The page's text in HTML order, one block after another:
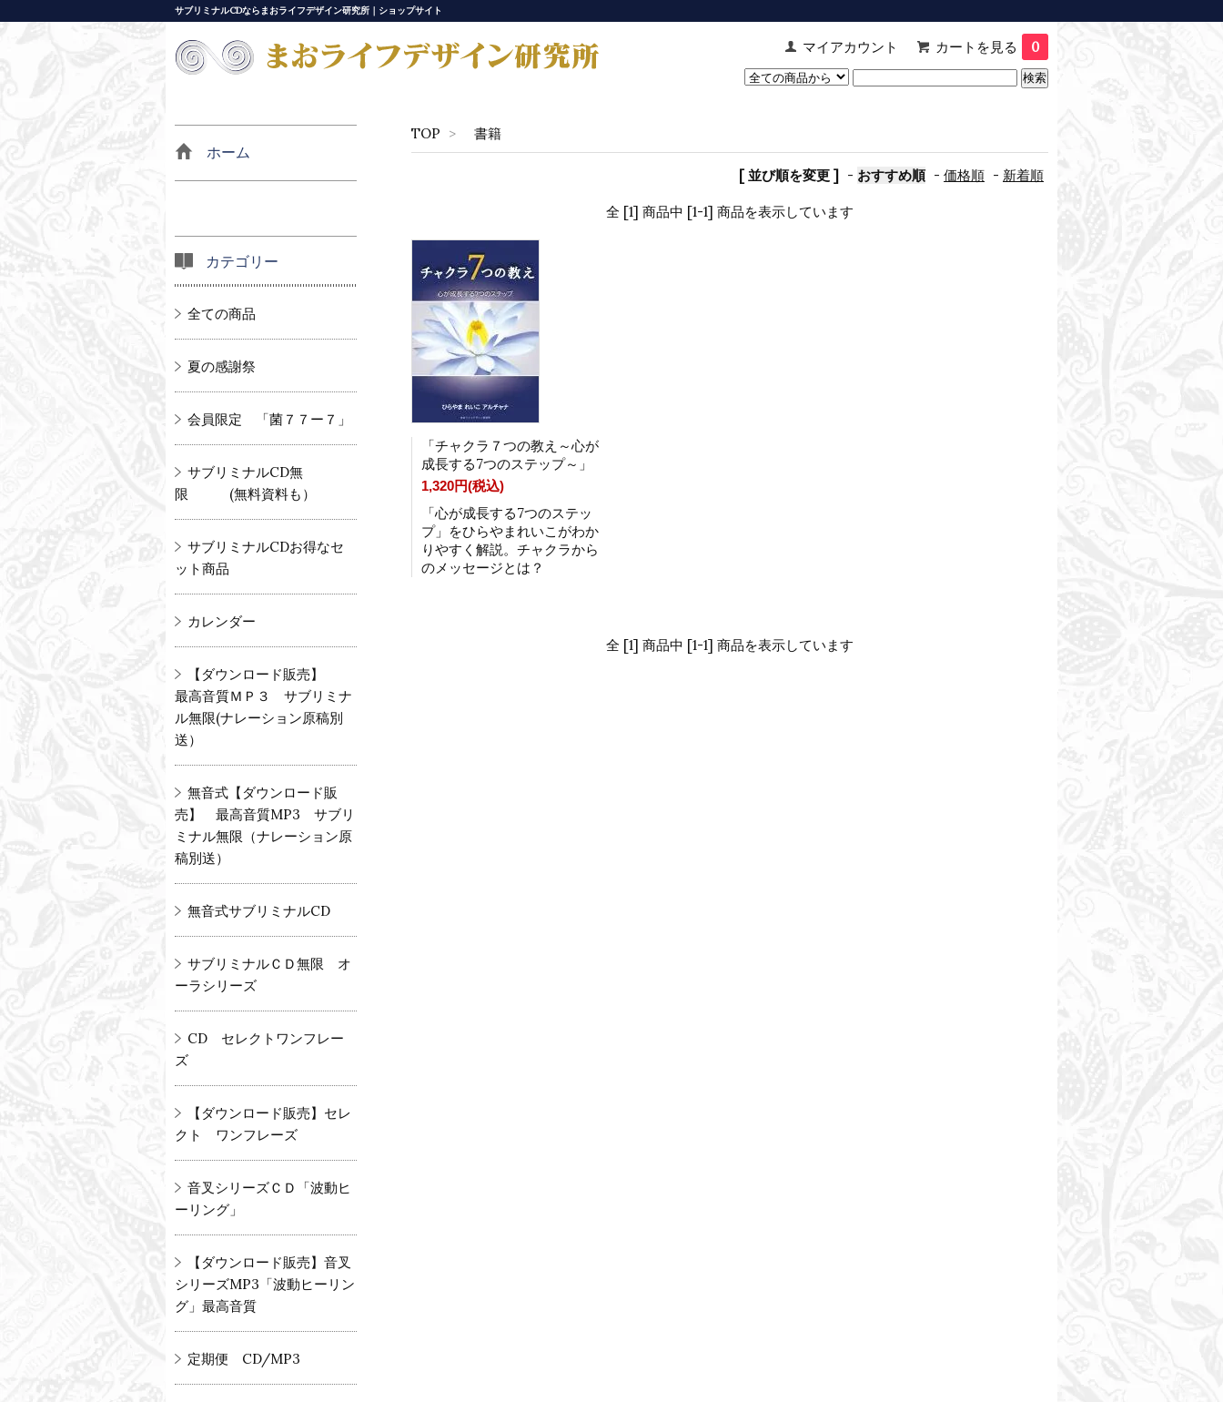
サブリミナルCDならまおライフデザイン研究所｜ショップサイト
マイアカウント カートを見る 0
TOP > 書籍
[ 並び順を変更 ] - おすすめ順 - 価格順 - 新着順
全 [1] 商品中 [1-1] 商品を表示しています
「チャクラ７つの教え～心が
成長する7つのステップ～」
1,320円(税込)
「心が成長する7つのステッ
プ」をひらやまれいこがわか
りやすく解説。チャクラから
のメッセージとは？
全 [1] 商品中 [1-1] 商品を表示しています
ホーム
カテゴリー
全ての商品
夏の感謝祭
会員限定 「菌７７ー７」
サブリミナルCD無
限 (無料資料も）
サブリミナルCDお得なセ
ット商品
カレンダー
【ダウンロード販売】
最高音質ＭＰ３ サブリミナ
ル無限(ナレーション原稿別
送）
無音式【ダウンロード販
売】 最高音質MP3 サブリ
ミナル無限（ナレーション原
稿別送）
無音式サブリミナルCD
サブリミナルＣＤ無限 オ
ーラシリーズ
CD セレクトワンフレー
ズ
【ダウンロード販売】セレ
クト ワンフレーズ
音叉シリーズＣＤ「波動ヒ
ーリング」
【ダウンロード販売】音叉
シリーズMP3「波動ヒーリン
グ」最高音質
定期便 CD/MP3